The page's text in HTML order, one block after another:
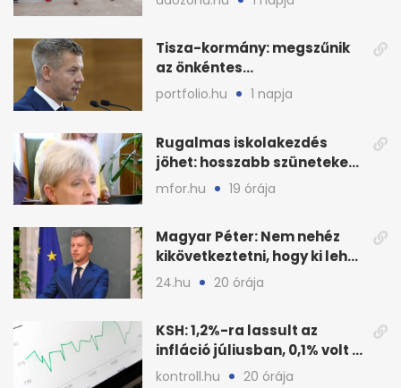
munkáltatói plusz
Tisza-kormány: megszűnik
az önkéntes
fogyasztáscsökkentés
portfolio.hu 1 napja
Rugalmas iskolakezdés
jöhet: hosszabb szüneteket
javasolnak szeptembertől
mfor.hu 19 órája
Magyar Péter: Nem nehéz
kikövetkeztetni, hogy ki lehet
a három jelölt
24.hu 20 órája
KSH: 1,2%-ra lassult az
infláció júliusban, 0,1% volt a
havi áresés
kontroll.hu 20 órája